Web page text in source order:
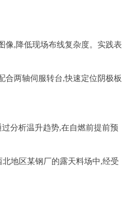
像,降低现场布线复杂度。实践表
合两轴伺服转台,快速定位阴极板
分析温升趋势,在自燃前提前预
地区某钢厂的露天料场中,经受